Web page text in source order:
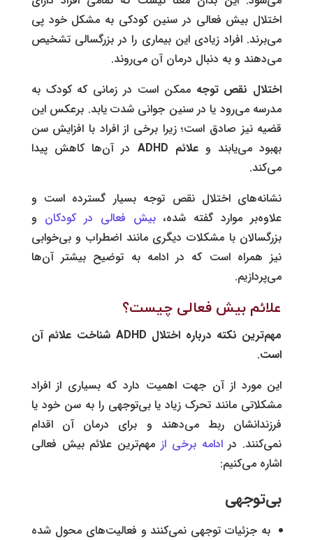
اختلال بیش فعالی در سنین کودکی به مشکل خود پی
می‌برند. افراد زیادی این بیماری را در بزرگسالی تشخیص
می‌دهند و به دنبال درمان آن می‌روند.
اختلال نقص توجه ممکن است در زمانی که کودک به
مدرسه می‌رود یا در سنین جوانی شدت یابد. برعکس این
قضیه نیز صادق است؛ زیرا برخی از افراد با افزایش سن
بهبود می‌یابند‌ وعلائم ADHD در‌ آن‌ها کاهش پیدا
می‌کند.
نشانه‌های اختلال نقص توجه بسیار گسترده است و
علاوه‌بر‌ موارد گفته شده،بیش فعالی در کودکان و
بزرگسالان با مشکلات دیگری مانند اضطراب و بی‌خوابی
نیز همراه است که در‌‌ ادامه به توضیح بیشتر آن‌ها
می‌پردازیم.
علائم بیش فعالی چیست؟
مهم‌ترین نکته درباره اختلال ADHD شناخت علائم آن
است.
این مورد از آن جهت اهمیت دارد که بسیاری از افراد
مشکلاتی مانند تحرک زیاد یا بی‌توجهی را به سن خود یا
فرزندانشان ربط می‌دهند و برای درمان آن اقدام
نمی‌کنند. درادامه برخی از مهم‌ترین علائم بیش فعالی
اشاره می‌کنیم:
بی‌توجهی
به جزئیات توجهی نمی‌کنند و فعالیت‌های محول شده